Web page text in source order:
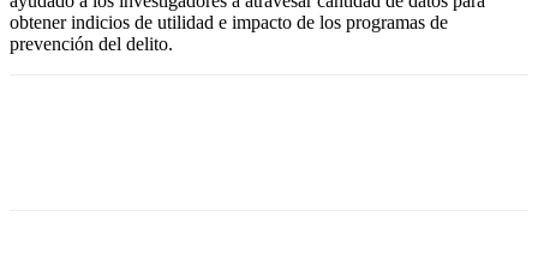
obtener indicios de utilidad e impacto de los programas de
prevención del delito.